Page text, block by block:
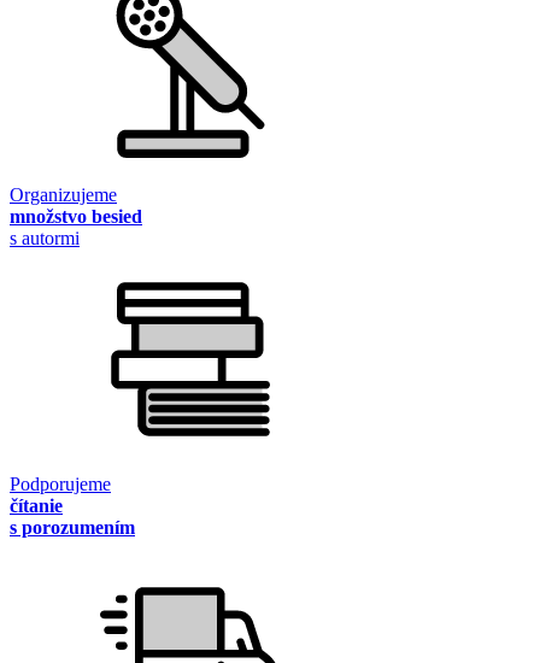
Organizujeme
množstvo besied
s autormi
Podporujeme
čítanie
s porozumením